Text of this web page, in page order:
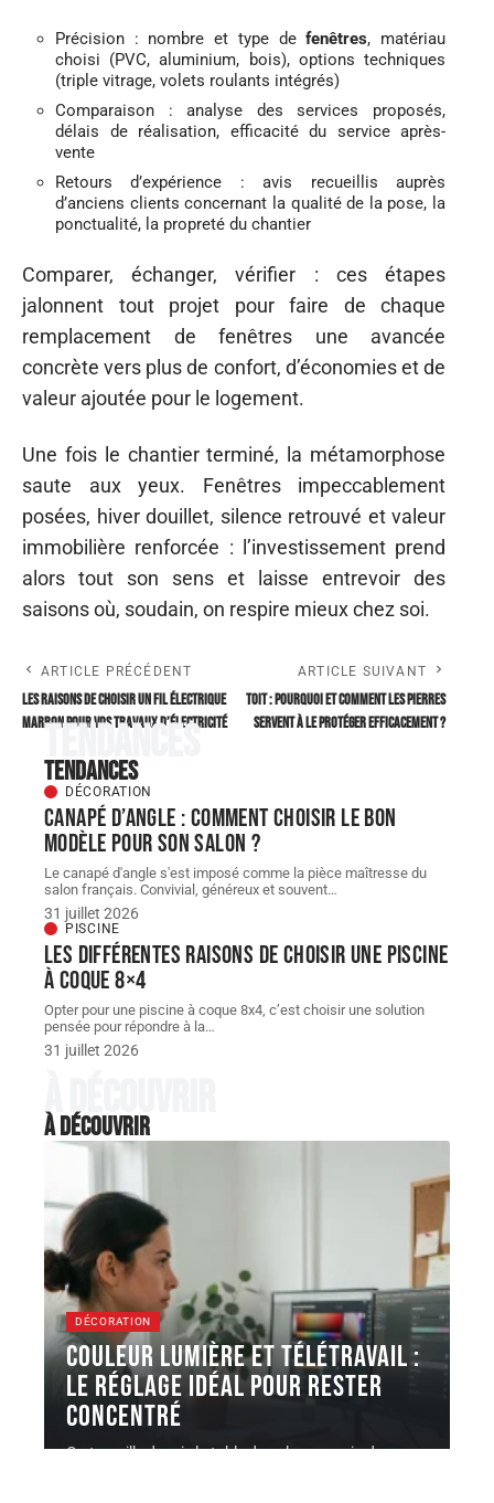
Précision : nombre et type defenêtres, matériau
choisi (PVC, aluminium, bois), options techniques
(triple vitrage, volets roulants intégrés)
Comparaison : analyse des services proposés,
délais de réalisation, efficacité du service après-
vente
Retours d’expérience : avis recueillis auprès
d’anciens clients concernant la qualité de la pose, la
ponctualité, la propreté du chantier
Comparer, échanger, vérifier : ces étapes
jalonnent tout projet pour faire de chaque
remplacement de fenêtres une avancée
concrète vers plus de confort, d’économies et de
valeur ajoutée pour le logement.
Une fois le chantier terminé, la métamorphose
saute aux yeux. Fenêtres impeccablement
posées, hiver douillet, silence retrouvé et valeur
immobilière renforcée : l’investissement prend
alors tout son sens et laisse entrevoir des
saisons où, soudain, on respire mieux chez soi.
ARTICLE PRÉCÉDENT
Les raisons de choisir un fil électrique
marron pour vos travaux d’électricité
ARTICLE SUIVANT
Toit : pourquoi et comment les pierres
servent à le protéger efficacement ?
Tendances
Tendances
DÉCORATION
Canapé d’angle : comment choisir le bon
modèle pour son salon ?
Le canapé d'angle s'est imposé comme la pièce maîtresse du
salon français. Convivial, généreux et souvent…
31 juillet 2026
PISCINE
Les différentes raisons de choisir une piscine
à coque 8×4
Opter pour une piscine à coque 8x4, c’est choisir une solution
pensée pour répondre à la…
31 juillet 2026
À découvrir
À découvrir
DÉCORATION
Couleur lumière et télétravail :
le réglage idéal pour rester
concentré
On travaille depuis la table du salon, un coin de